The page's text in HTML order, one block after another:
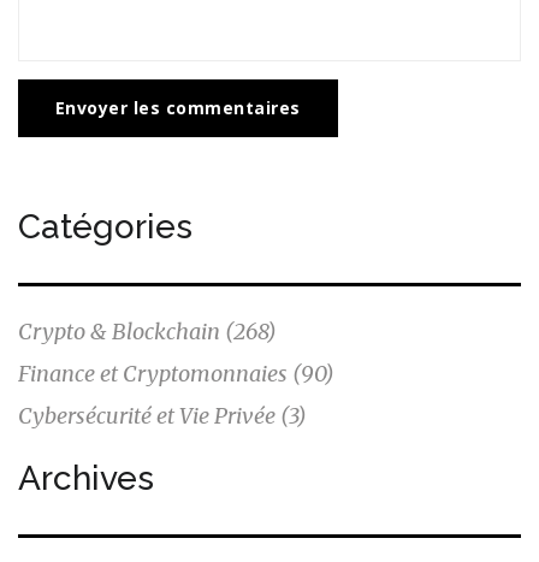
Envoyer les commentaires
Catégories
Crypto & Blockchain (268)
Finance et Cryptomonnaies (90)
Cybersécurité et Vie Privée (3)
Archives